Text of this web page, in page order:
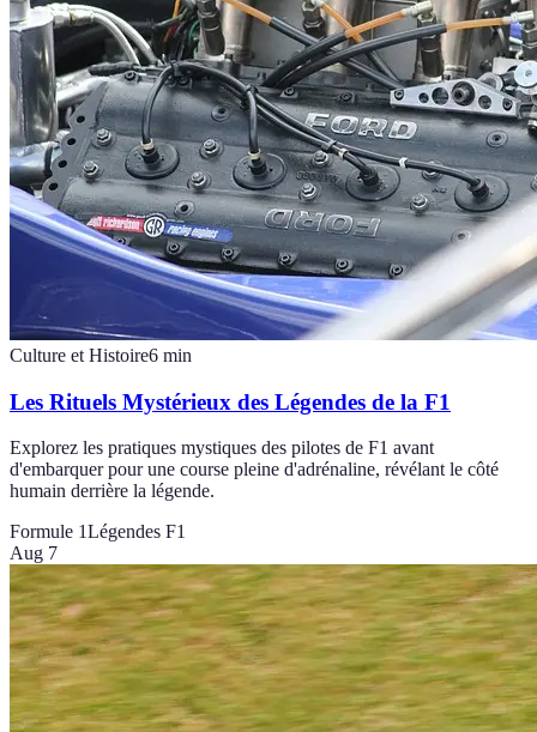
Culture et Histoire6 min
Les Rituels Mystérieux des Légendes de la F1
Explorez les pratiques mystiques des pilotes de F1 avant
d'embarquer pour une course pleine d'adrénaline, révélant le côté
humain derrière la légende.
Formule 1Légendes F1
Aug 7